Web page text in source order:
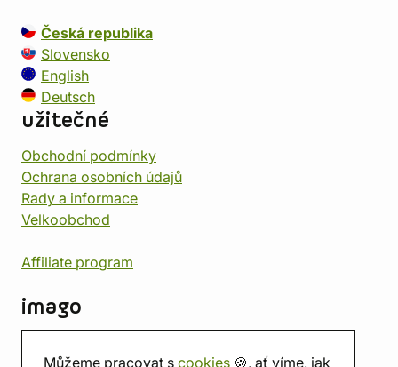
Můžeme pracovat s cookies 🍪, ať víme, jak
Česká republika
Slovensko
English
Deutsch
užitečné
Obchodní podmínky
Ochrana osobních údajů
Rady a informace
Velkoobchod
Affiliate program
imago
Prodejna